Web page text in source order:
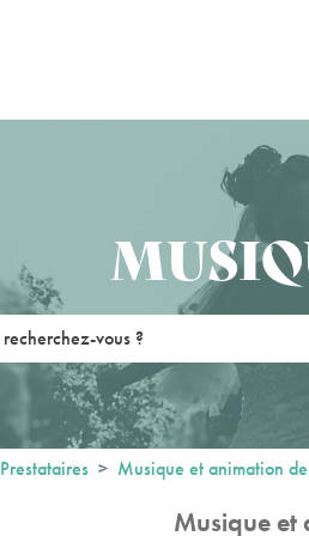
Prestataires Musique et animation
Musique